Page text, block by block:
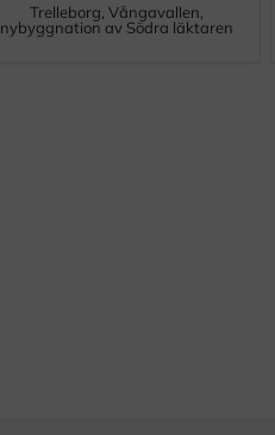
Trelleborg, Vångavallen,
nybyggnation av Södra läktaren